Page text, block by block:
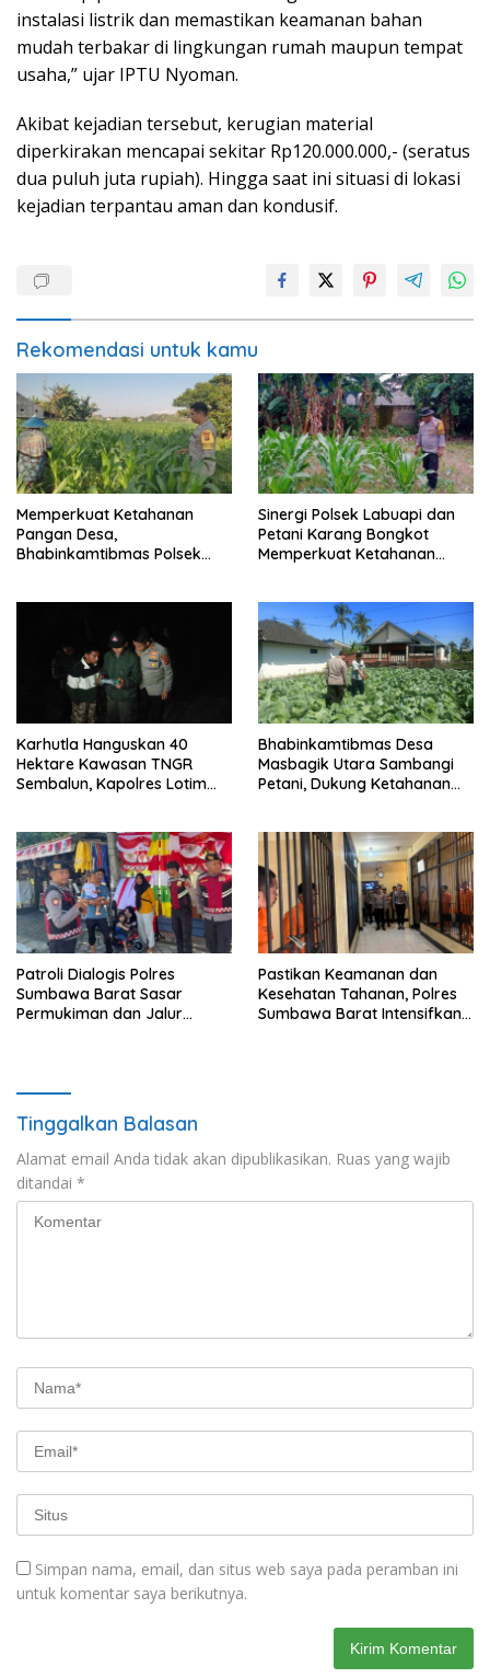
instalasi listrik dan memastikan keamanan bahan
mudah terbakar di lingkungan rumah maupun tempat
usaha,” ujar IPTU Nyoman.
Akibat kejadian tersebut, kerugian material
diperkirakan mencapai sekitar Rp120.000.000,- (seratus
dua puluh juta rupiah). Hingga saat ini situasi di lokasi
kejadian terpantau aman dan kondusif.
Rekomendasi untuk kamu
Memperkuat Ketahanan
Pangan Desa,
Bhabinkamtibmas Polsek
Sinergi Polsek Labuapi dan
Petani Karang Bongkot
Memperkuat Ketahanan
Karhutla Hanguskan 40
Hektare Kawasan TNGR
Sembalun, Kapolres Lotim
Bhabinkamtibmas Desa
Masbagik Utara Sambangi
Petani, Dukung Ketahanan
Patroli Dialogis Polres
Sumbawa Barat Sasar
Permukiman dan Jalur
Pastikan Keamanan dan
Kesehatan Tahanan, Polres
Sumbawa Barat Intensifkan
Tinggalkan Balasan
Alamat email Anda tidak akan dipublikasikan. Ruas yang wajib
ditandai *
Simpan nama, email, dan situs web saya pada peramban ini
untuk komentar saya berikutnya.